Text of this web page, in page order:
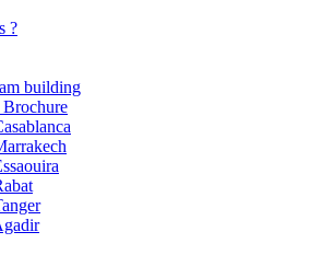
?
building